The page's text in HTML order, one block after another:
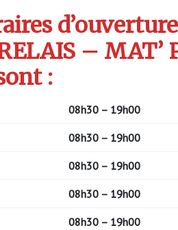
– MAT’
:
08h30 – 19h00
08h30 – 19h00
08h30 – 19h00
08h30 – 19h00
08h30 – 19h00